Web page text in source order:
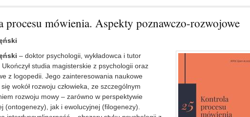
procesu mówienia. Aspekty poznawczo-rozwojowe
– doktor psychologii, wykładowca i tutor
studia magisterskie z psychologii oraz
z logopedii. Jego zainteresowania naukowe
wokół rozwoju człowieka, ze szczególnym
rozwoju mowy – zarówno w perspektywie
(ontogenezy), jak i ewolucyjnej (filogenezy).